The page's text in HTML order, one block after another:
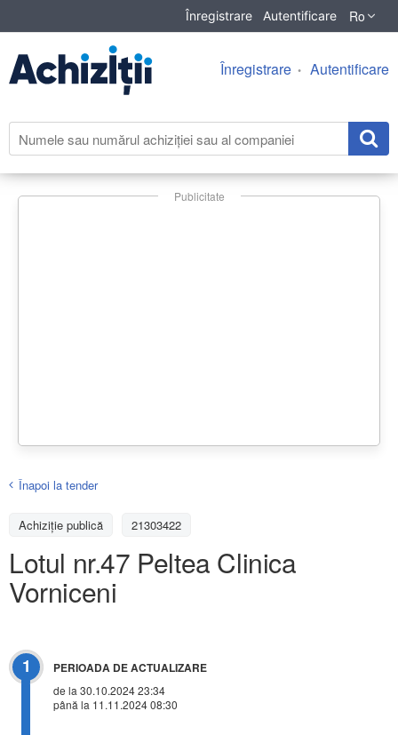
Înregistrare Autentificare Ro
Înregistrare Autentificare
Publicitate
Înapoi la tender
Achiziţie publică 21303422
Lotul nr.47 Peltea Clinica
Vorniceni
1 PERIOADA DE ACTUALIZARE
de la 30.10.2024 23:34
până la 11.11.2024 08:30